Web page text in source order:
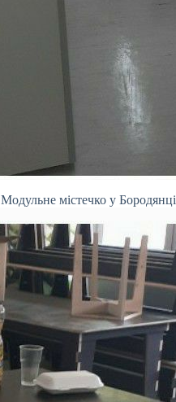
Модульне містечко у Бородянці